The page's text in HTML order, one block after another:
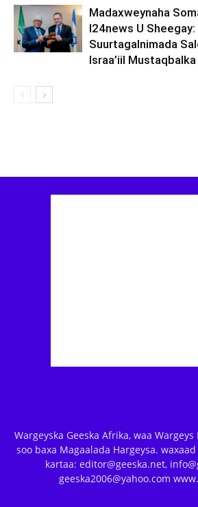
Madaxweynaha
I24news U Sheegay:
Suurtagalnimada
Israa’iil
Wargeyska Geeska Afrika, waa
soo baxa Magaalada Hargeysa.
kartaa: editor@geeska.net,
geeska2006@yahoo.com